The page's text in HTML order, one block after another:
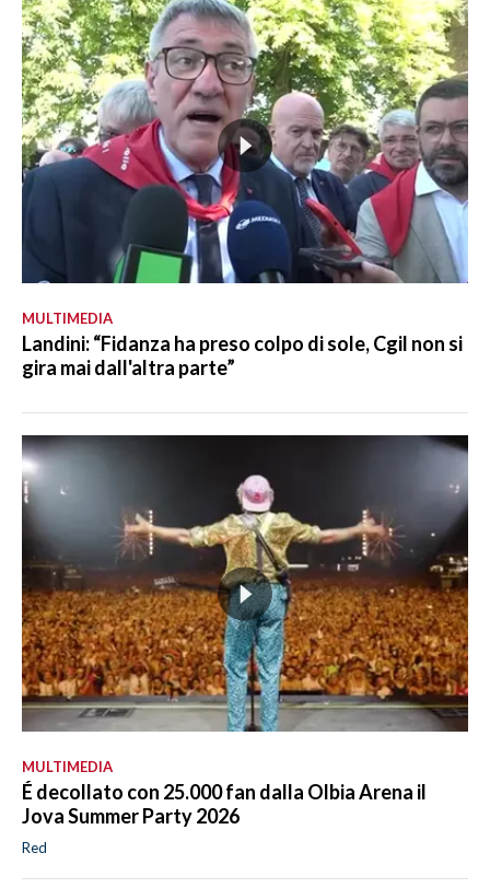
MULTIMEDIA
Landini: “Fidanza ha preso colpo di sole, Cgil non si
gira mai dall'altra parte”
MULTIMEDIA
É decollato con 25.000 fan dalla Olbia Arena il
Jova Summer Party 2026
Red